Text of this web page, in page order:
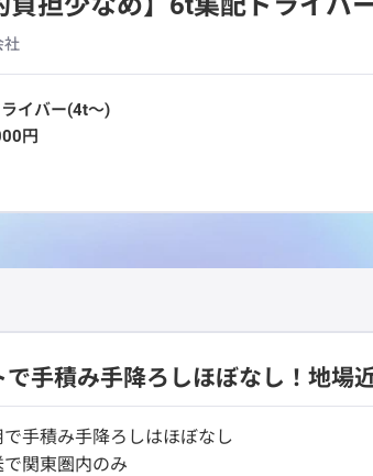
社
イバー(4t～)
円
で手積み手降ろしほぼなし！地場
で手積み手降ろしはほぼなし
で関東圏内のみ